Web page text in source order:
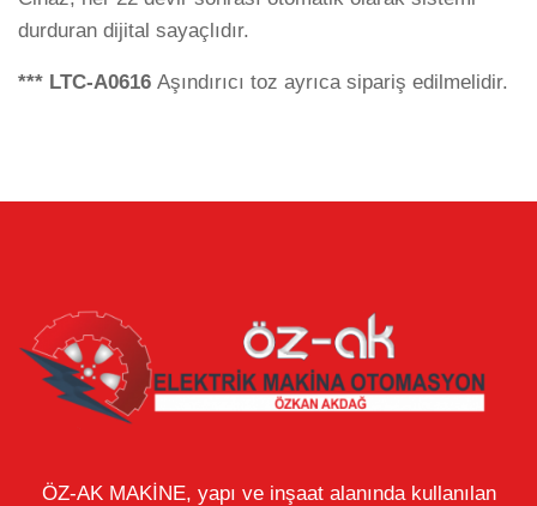
durduran dijital sayaçlıdır.
*** LTC-A0616 Aşındırıcı toz ayrıca sipariş edilmelidir.
ÖZ-AK MAKİNE, yapı ve inşaat alanında kullanılan